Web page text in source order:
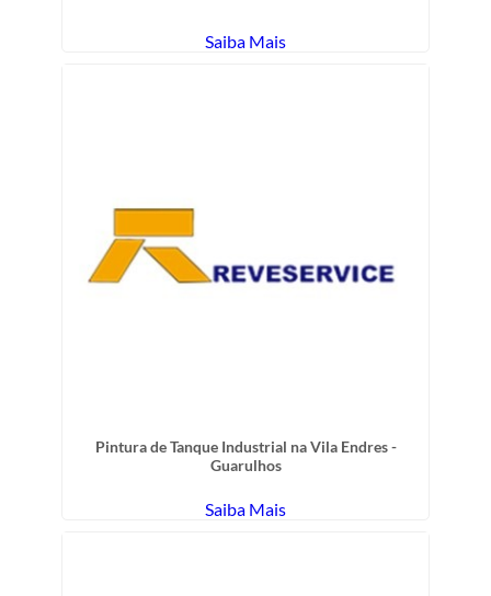
Saiba Mais
Pintura de Tanque Industrial na Vila Endres -
Guarulhos
Saiba Mais